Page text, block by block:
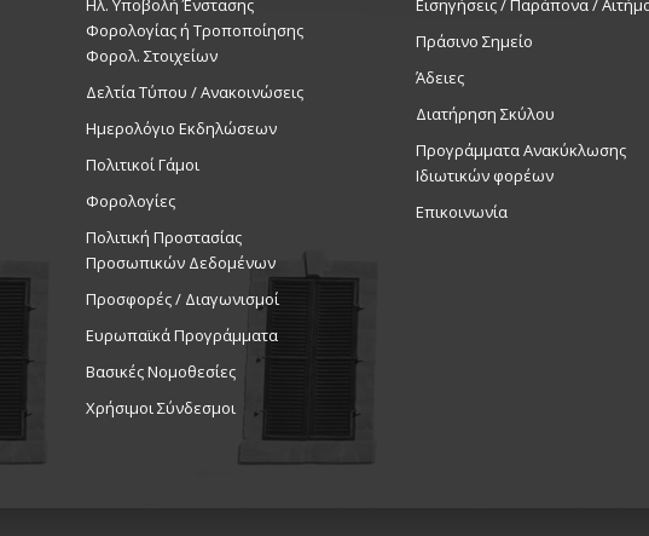
Ηλ. Υποβολή Ένστασης
Φορολογίας ή Τροποποίησης
Φορολ. Στοιχείων
Δελτία Τύπου / Ανακοινώσεις
Ημερολόγιο Εκδηλώσεων
Πολιτικοί Γάμοι
Φορολογίες
Πολιτική Προστασίας
Προσωπικών Δεδομένων
Προσφορές / Διαγωνισμοί
Ευρωπαϊκά Προγράμματα
Βασικές Νομοθεσίες
Χρήσιμοι Σύνδεσμοι
Εισηγήσεις / Παράπονα /
Πράσινο Σημείο
Άδειες
Διατήρηση Σκύλου
Προγράμματα Ανακύκλωσης
Ιδιωτικών φορέων
Επικοινωνία